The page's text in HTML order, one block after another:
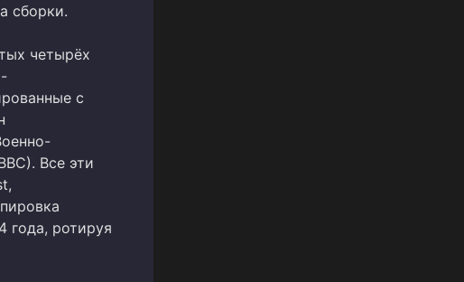
сборки.
четырёх
с
Все эти
года, ротируя